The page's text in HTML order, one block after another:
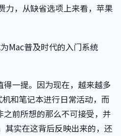
力，从缺省选项上来看，苹果
Mac普及时代的入门系统
得一提。因为现在，越来越多
和笔记本进行日常活动，而
之前所想的那么不可接受，并
其实在这背后反映出来的，还